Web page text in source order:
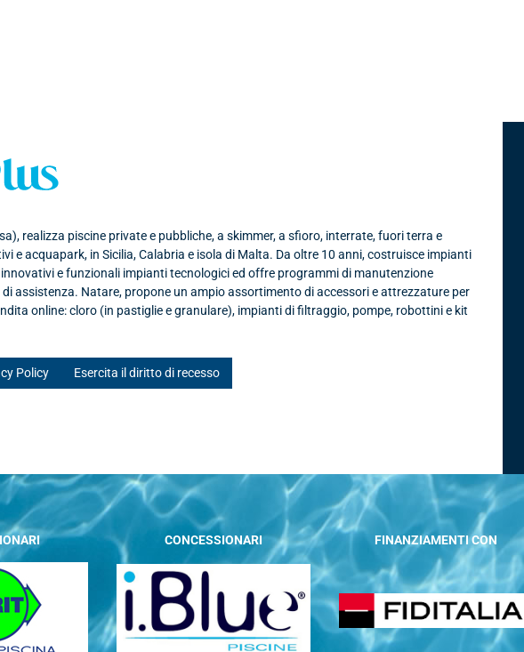
realizza piscine private e pubbliche, a skimmer, a sfioro, interrate, fuori terra e
e acquapark, in Sicilia, Calabria e isola di Malta. Da oltre 10 anni, costruisce impianti
e funzionali impianti tecnologici ed offre programmi di manutenzione
assistenza. Natare, propone un ampio assortimento di accessori e attrezzature per
online: cloro (in pastiglie e granulare), impianti di filtraggio, pompe, robottini e kit
Policy Esercita il diritto di recesso
CONCESSIONARI FINANZIAMENTI CON